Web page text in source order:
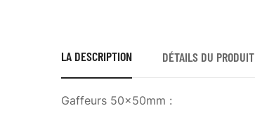
LA DESCRIPTION DÉTAILS DU PRODUIT
Gaffeurs 50x50mm :